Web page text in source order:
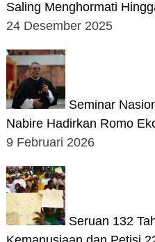
Saling Menghormati
24 Desember 2025
Seminar
Nabire Hadirkan Romo
9 Februari 2026
Seruan 132